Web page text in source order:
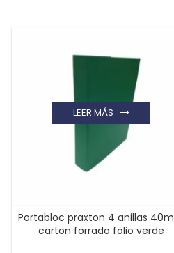
Portabloc praxton 4 anillas
carton forrado folio verde
LEER MÁS